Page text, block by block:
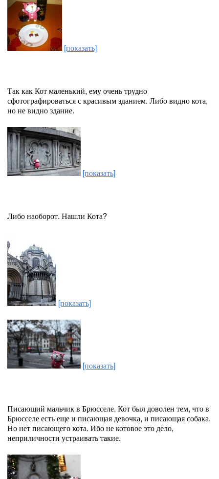
[показать]
Так как Кот маленький, ему очень трудно
сфотографироваться с красивым зданием. Либо видно кота,
но не видно здание.
[показать]
Либо наоборот. Нашли Кота?
[показать]
[показать]
Писающий мальчик в Брюсселе. Кот был доволен тем, что в
Брюсселе есть еще и писающая девочка, и писающая собака.
Но нет писающего кота. Ибо не котовое это дело,
неприличности устраивать такие.